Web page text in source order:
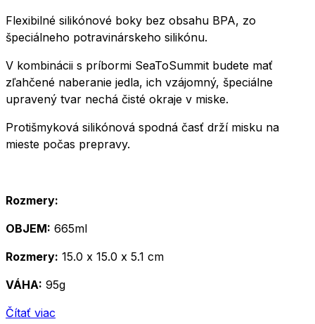
Flexibilné silikónové boky bez obsahu BPA, zo
špeciálneho potravinárskeho silikónu.
V kombinácii s príbormi SeaToSummit budete mať
zľahčené naberanie jedla, ich vzájomný, špeciálne
upravený tvar nechá čisté okraje v miske.
Protišmyková silikónová spodná časť drží misku na
mieste počas prepravy.
Rozmery:
OBJEM: 665ml
Rozmery: 15.0 x 15.0 x 5.1 cm
VÁHA: 95g
Čítať viac